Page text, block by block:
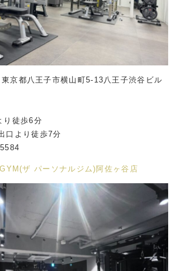
京都八王子市横山町5-13八王子渋谷ビル
徒歩6分
口より徒歩7分
ザ パーソナルジム)阿佐ヶ谷店